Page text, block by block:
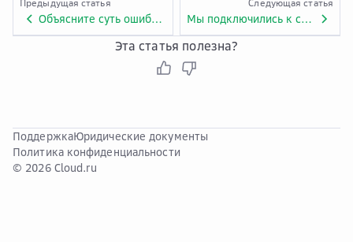
Предыдущая статья
Объясните суть ошибки HTTP CURATOR 502 подробнее
Следующая статья
Мы подключились к сети Curator, DNS перестроился, после чего при попытке доступа к сайту стали появляться сообщения 403 Forbidden. В чем причина?
Эта статья полезна?
ПоддержкаЮридические документы
Политика конфиденциальности
© 2026 Cloud.ru